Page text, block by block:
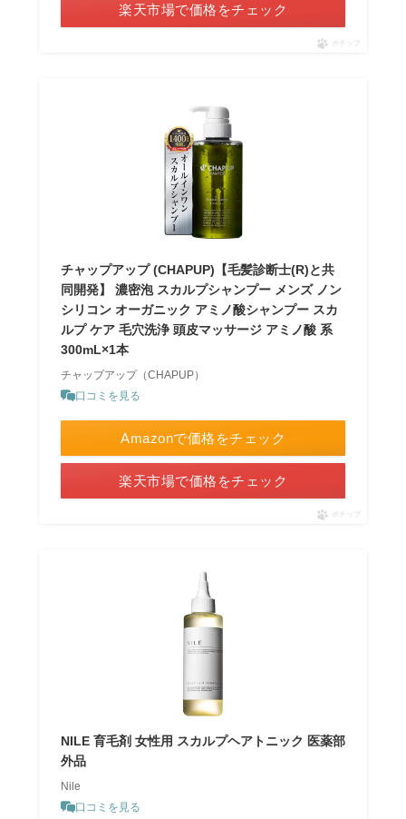
楽天市場で価格をチェック
ポチップ
チャップアップ (CHAPUP)【毛髪診断士(R)と共
同開発】 濃密泡 スカルプシャンプー メンズ ノン
シリコン オーガニック アミノ酸シャンプー スカ
ルプ ケア 毛穴洗浄 頭皮マッサージ アミノ酸 系
300mL×1本
チャップアップ（CHAPUP）
口コミを見る
Amazonで価格をチェック
楽天市場で価格をチェック
ポチップ
NILE 育毛剤 女性用 スカルプヘアトニック 医薬部
外品
Nile
口コミを見る